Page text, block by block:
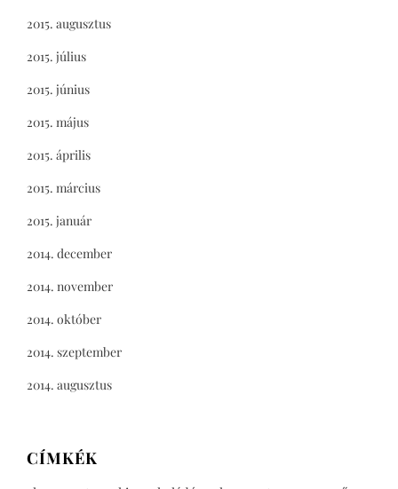
2015. augusztus
2015. július
2015. június
2015. május
2015. április
2015. március
2015. január
2014. december
2014. november
2014. október
2014. szeptember
2014. augusztus
CÍMKÉK